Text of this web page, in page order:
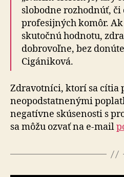
slobodne rozhodnúť,
profesijných komôr.
skutočnú hodnotu,
dobrovoľne, bez
Cigániková.
Zdravotníci, ktorí sa cítia
neopodstatnenými
negatívne skúsenosti s
sa môžu ozvať na e-mail